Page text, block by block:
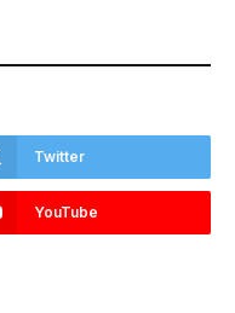
Twitter
YouTube